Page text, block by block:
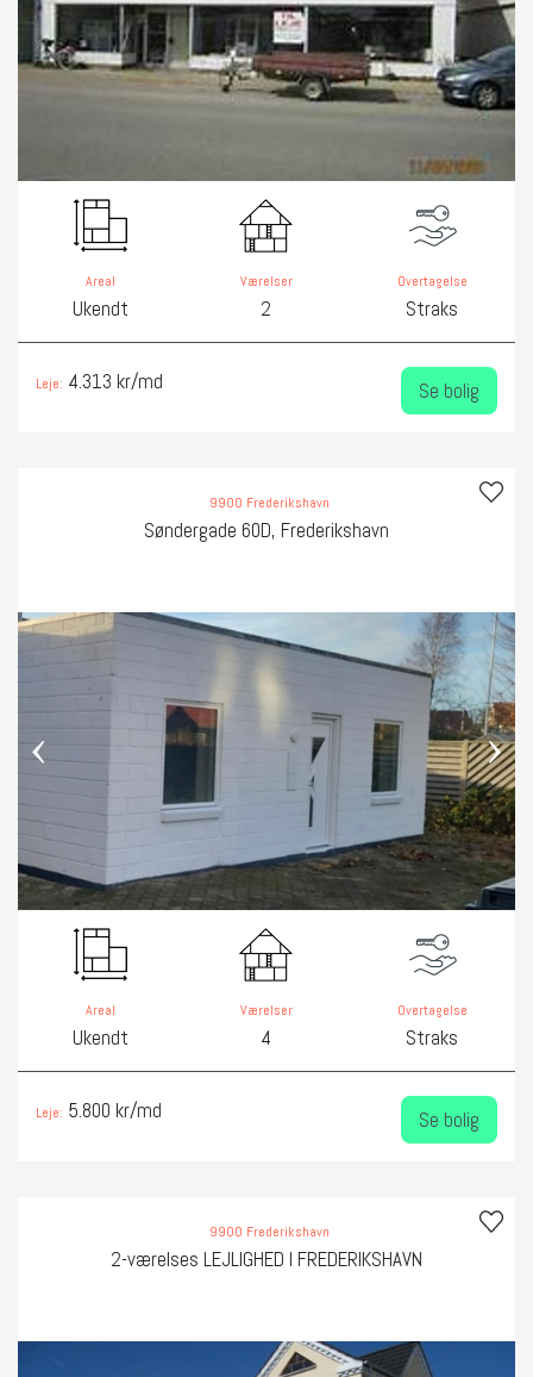
Areal
Ukendt
Værelser
2
Overtagelse
Straks
Leje: 4.313 kr/md Se bolig
9900 Frederikshavn
Søndergade 60D, Frederikshavn
‹ ›
Areal
Ukendt
Værelser
4
Overtagelse
Straks
Leje: 5.800 kr/md Se bolig
9900 Frederikshavn
2-værelses LEJLIGHED I FREDERIKSHAVN